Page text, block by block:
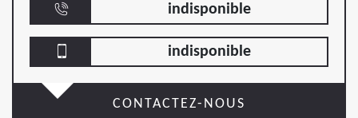
indisponible
indisponible
CONTACTEZ-NOUS